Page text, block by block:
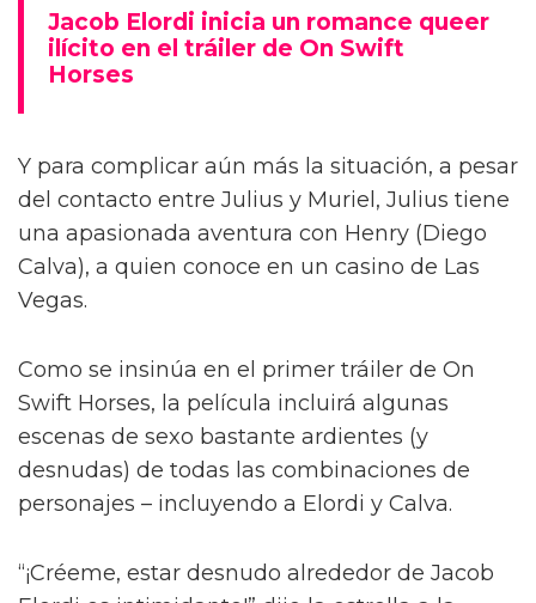
Jacob Elordi inicia un romance queer
ilícito en el tráiler de On Swift
Horses
Y para complicar aún más la situación, a pesar
del contacto entre Julius y Muriel, Julius tiene
una apasionada aventura con Henry (Diego
Calva), a quien conoce en un casino de Las
Vegas.
Como se insinúa en el primer tráiler de On
Swift Horses, la película incluirá algunas
escenas de sexo bastante ardientes (y
desnudas) de todas las combinaciones de
personajes – incluyendo a Elordi y Calva.
“¡Créeme, estar desnudo alrededor de Jacob